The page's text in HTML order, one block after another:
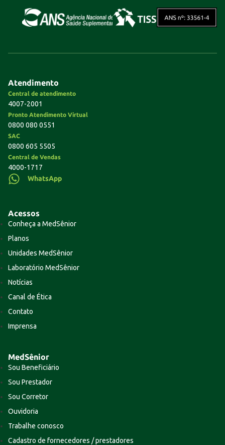
Atendimento
Central de atendimento
4007-2001
Pronto Atendimento Virtual
0800 080 0551
SAC
0800 605 5505
Central de Vendas
4000-1717
WhatsApp
Acessos
Conheça a MedSênior
Planos
Unidades MedSênior
Laboratório MedSênior
Notícias
Canal de Ética
Contato
Imprensa
MedSênior
Sou Beneficiário
Sou Prestador
Sou Corretor
Ouvidoria
Trabalhe conosco
Cadastro de fornecedores / prestadores